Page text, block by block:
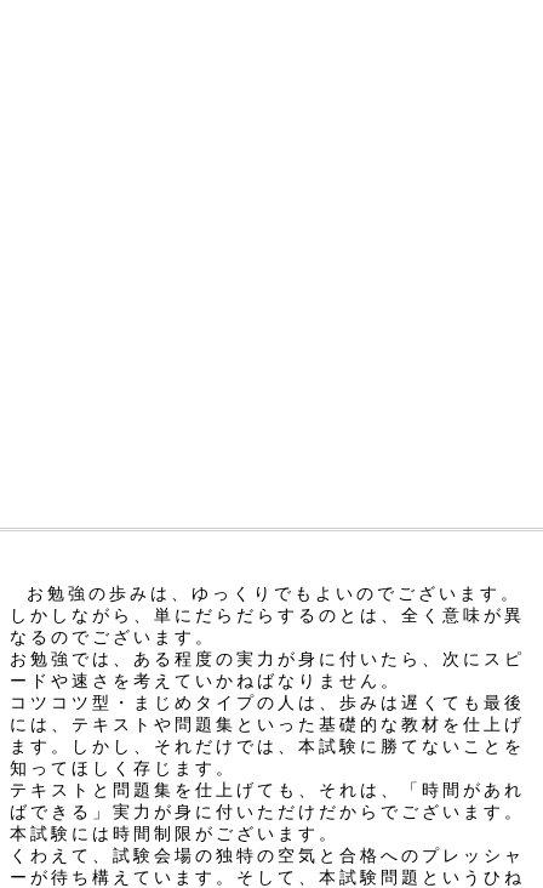
お勉強の歩みは、ゆっくりでもよいのでございます。
しかしながら、単にだらだらするのとは、全く意味が異
なるのでございます。
お勉強では、ある程度の実力が身に付いたら、次にスピ
ードや速さを考えていかねばなりません。
コツコツ型・まじめタイプの人は、歩みは遅くても最後
には、テキストや問題集といった基礎的な教材を仕上げ
ます。しかし、それだけでは、本試験に勝てないことを
知ってほしく存じます。
テキストと問題集を仕上げても、それは、「時間があれ
ばできる」実力が身に付いただけだからでございます。
本試験には時間制限がございます。
くわえて、試験会場の独特の空気と合格へのプレッシャ
ーが待ち構えています。そして、本試験問題というひね